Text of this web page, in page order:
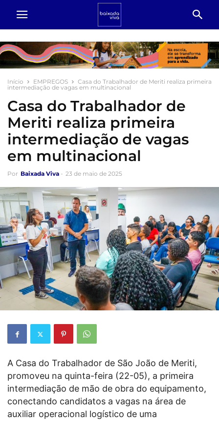
Início EMPREGOS
Casa do Trabalhador de Meriti realiza primeira
intermediação de vagas em multinacional
Casa do Trabalhador de
Meriti realiza primeira
intermediação de vagas
em multinacional
Por Baixada Viva - 23 de maio de 2025
A Casa do Trabalhador de São João de Meriti,
promoveu na quinta-feira (22-05), a primeira
intermediação de mão de obra do equipamento,
conectando candidatos a vagas na área de
auxiliar operacional logístico de uma